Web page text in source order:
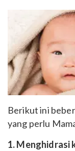
Berikut ini
yang perlu
1. Menghidrasi